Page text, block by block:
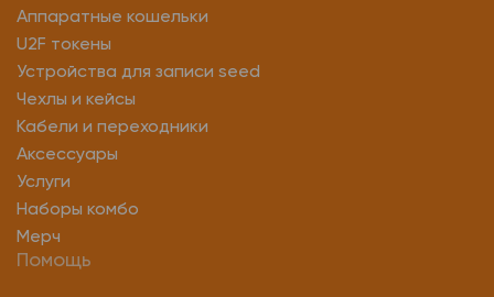
Trezor официальный сайт
Холодный аппаратный кошелек
Холодный кошелек tangem
Аппаратный кошелек ledger
Кошелек для криптовалют ledger
Кошелек ledger nano x
Аппаратные кошельки
U2F токены
Устройства для записи seed
Чехлы и кейсы
Кабели и переходники
Аксессуары
Услуги
Наборы комбо
Мерч
Помощь